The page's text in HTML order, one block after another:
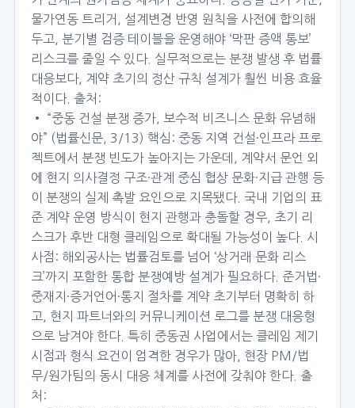
물가연동 트리거, 설계변경 반영 원칙을 사전에 합의해
두고, 분기별 검증 테이블을 운영해야 ‘막판 증액 통보’
리스크를 줄일 수 있다. 실무적으로는 분쟁 발생 후 법률
대응보다, 계약 초기의 정산 규칙 설계가 훨씬 비용 효율
적이다. 출처:
• “중동 건설 분쟁 증가, 보수적 비즈니스 문화 유념해
야” (법률신문, 3/13) 핵심: 중동 지역 건설·인프라 프로
젝트에서 분쟁 빈도가 높아지는 가운데, 계약서 문언 외
에 현지 의사결정 구조·관계 중심 협상 문화·지급 관행 등
이 분쟁의 실제 촉발 요인으로 지목됐다. 국내 기업의 표
준 계약 운영 방식이 현지 관행과 충돌할 경우, 초기 리
스크가 후반 대형 클레임으로 확대될 가능성이 높다. 시
사점: 해외공사는 법률검토를 넘어 ‘상거래 문화 리스
크’까지 포함한 통합 분쟁예방 설계가 필요하다. 준거법·
중재지·증거언어·통지 절차를 계약 초기부터 명확히 하
고, 현지 파트너와의 커뮤니케이션 로그를 분쟁 대응형
으로 남겨야 한다. 특히 중동권 사업에서는 클레임 제기
시점과 형식 요건이 엄격한 경우가 많아, 현장 PM/법
무/원가팀의 동시 대응 체계를 사전에 갖춰야 한다. 출
처: